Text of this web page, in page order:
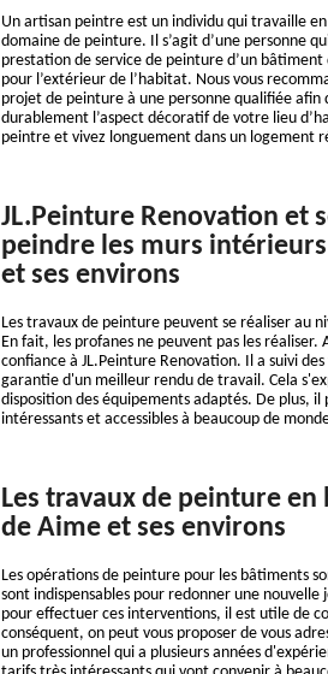
Un artisan peintre est un individu qui travaille
domaine de peinture. Il s’agit d’une personne
prestation de service de peinture d’un
pour l’extérieur de l’habitat. Nous vous
projet de peinture à une personne qualifiée afin
durablement l’aspect décoratif de votre lieu
peintre et vivez longuement dans un logement
JL.Peinture Renovation et
peindre les murs
et ses environs
Les travaux de peinture peuvent se réaliser au
En fait, les profanes ne peuvent pas les réaliser.
confiance à JL.Peinture Renovation. Il a suivi
garantie d'un meilleur rendu de travail. Cela
disposition des équipements adaptés. De plus,
intéressants et accessibles à beaucoup de
Les travaux de peinture
de Aime et ses environs
Les opérations de peinture pour les bâtiments
sont indispensables pour redonner une nouvelle
pour effectuer ces interventions, il est utile de
conséquent, on peut vous proposer de vous
un professionnel qui a plusieurs années